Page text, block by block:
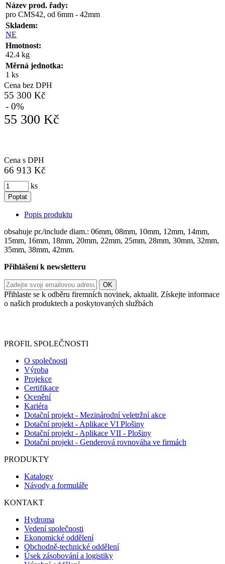
Název prod. řady:
pro CMS42, od 6mm - 42mm
Skladem:
NE
Hmotnost:
42.4 kg
Měrná jednotka:
1 ks
Cena bez DPH
55 300 Kč
- 0%
55 300 Kč
Cena s DPH
66 913 Kč
ks
Poptat
Popis produktu
obsahuje pr./include diam.: 06mm, 08mm, 10mm, 12mm, 14mm,
15mm, 16mm, 18mm, 20mm, 22mm, 25mm, 28mm, 30mm, 32mm,
35mm, 38mm, 42mm.
Přihlášení k newsletteru
Přihlaste se k odběru firemních novinek, aktualit. Získejte informace
o našich produktech a poskytovaných službách
PROFIL SPOLEČNOSTI
O společnosti
Výroba
Projekce
Certifikace
Ocenění
Kariéra
Dotační projekt - Mezinárodní veletržní akce
Dotační projekt - Aplikace VI Plošiny
Dotační projekt - Aplikace VII - Plošiny
Dotační projekt - Genderová rovnováha ve firmách
PRODUKTY
Katalogy
Návody a formuláře
KONTAKT
Hydroma
Vedení společnosti
Ekonomické oddělení
Obchodně-technické oddělení
Úsek zásobování a logistiky